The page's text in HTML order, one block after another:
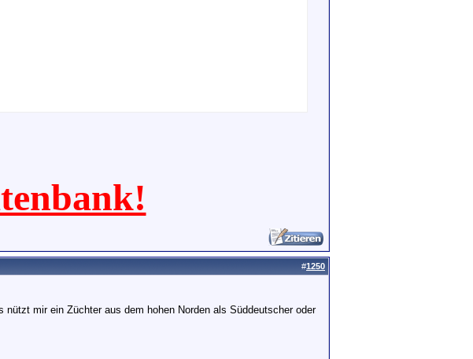
#1250
mir ein Züchter aus dem hohen Norden als Süddeutscher oder